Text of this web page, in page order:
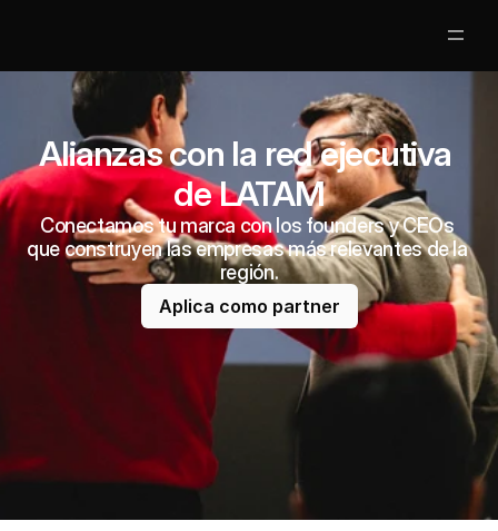
Partners
Clases Gratis
Mentores
Nosotros
Acceso Alumnos
Alianzas con la red ejecutiva
de LATAM
Conectamos tu marca con los founders y CEOs
que construyen las empresas más relevantes de la
región.
Aplica como partner